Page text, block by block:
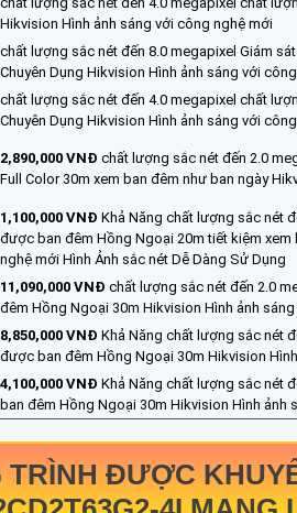
Hikvision Hình ảnh sáng với công nghệ mới
chất lượng sắc nét đến 8.0 megapixel Giám
Chuyên Dụng Hikvision Hình ảnh sáng với
chất lượng sắc nét đến 4.0 megapixel chất
Chuyên Dụng Hikvision Hình ảnh sáng với
2,890,000 VNĐ chất lượng sắc nét đến 2.0
Full Color 30m xem ban đêm như ban ngày
1,100,000 VNĐ Khả Năng chất lượng sắc nét
được ban đêm Hồng Ngoại 20m tiết kiệm
nghệ mới Hình Ảnh sắc nét Dễ Dàng Sử Dụng
11,090,000 VNĐ chất lượng sắc nét đến 2.0
đêm Hồng Ngoại 30m Hikvision Hình ảnh
8,850,000 VNĐ Khả Năng chất lượng sắc nét
được ban đêm Hồng Ngoại 30m Hikvision
4,100,000 VNĐ Khả Năng chất lượng sắc nét
ban đêm Hồng Ngoại 30m Hikvision Hình ảnh
TRÌNH ĐƯỢC